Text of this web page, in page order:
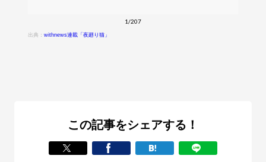
1/207
出典：withnews連載「夜廻り猫」
この記事をシェアする！